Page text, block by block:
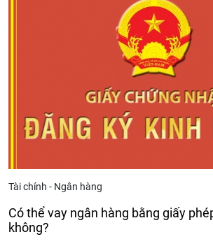
Tài chính - Ngân hàng
Có thể vay ngân hàng bằng giấy
không?